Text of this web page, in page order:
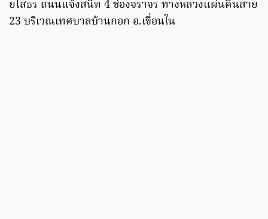
ยโสธร ถนนแจ้งสนิท 4 ช่องจราจร ทางหลวงแผ่นดินสาย
23 บริเวณเทศบาลบ้านกอก อ.เขื่อนใน